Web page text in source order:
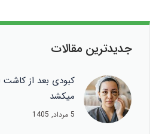
جدیدترین مقالات
کبودی بعد از کاشت
میکشد
5 مرداد, 1405